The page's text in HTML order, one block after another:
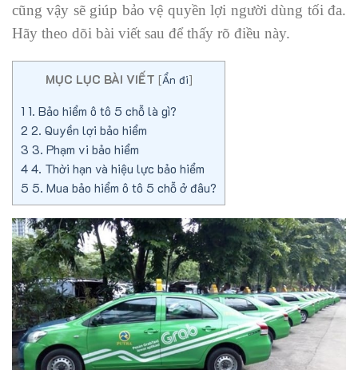
cũng vậy sẽ giúp bảo vệ quyền lợi người dùng tối đa.
Hãy theo dõi bài viết sau để thấy rõ điều này.
MỤC LỤC BÀI VIẾT [Ẩn đi]
1 1. Bảo hiểm ô tô 5 chỗ là gì?
2 2. Quyền lợi bảo hiểm
3 3. Phạm vi bảo hiểm
4 4. Thời hạn và hiệu lực bảo hiểm
5 5. Mua bảo hiểm ô tô 5 chỗ ở đâu?